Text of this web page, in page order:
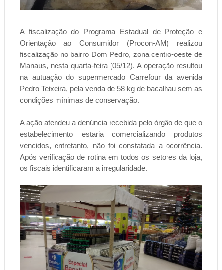
A fiscalização do Programa Estadual de Proteção e
Orientação ao Consumidor (Procon-AM) realizou
fiscalização no bairro Dom Pedro, zona centro-oeste de
Manaus, nesta quarta-feira (05/12). A operação resultou
na autuação do supermercado Carrefour da avenida
Pedro Teixeira, pela venda de 58 kg de bacalhau sem as
condições mínimas de conservação.
A ação atendeu a denúncia recebida pelo órgão de que o
estabelecimento estaria comercializando produtos
vencidos, entretanto, não foi constatada a ocorrência.
Após verificação de rotina em todos os setores da loja,
os fiscais identificaram a irregularidade.